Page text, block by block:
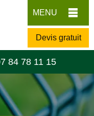
MENU
Devis gratuit
84 78 11 15